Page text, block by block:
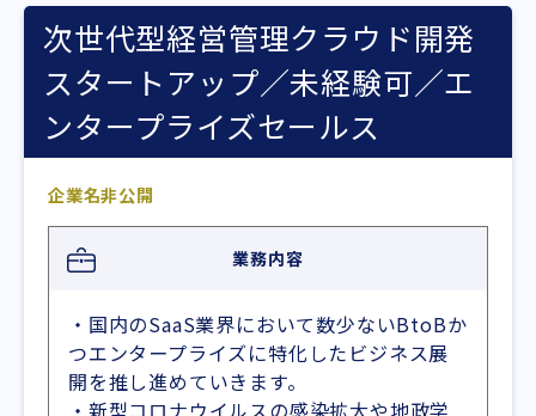
次世代型経営管理クラウド開発
スタートアップ／未経験可／エ
ンタープライズセールス
企業名非公開
業務内容
・国内のSaaS業界において数少ないBtoBか
つエンタープライズに特化したビジネス展
開を推し進めていきます。
・新型コロナウイルスの感染拡大や地政学